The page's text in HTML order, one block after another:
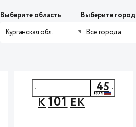
Выберите область
Курганская обл.
Выберите город
Все города
К101ЕК
45